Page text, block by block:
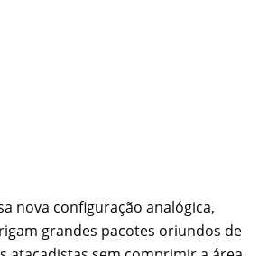
nova configuração analógica,
grandes pacotes oriundos de